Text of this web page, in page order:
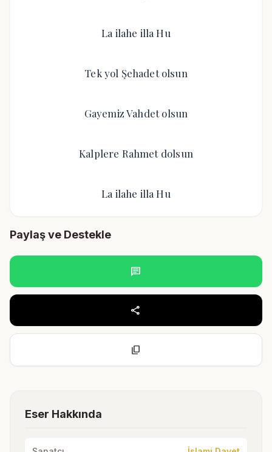
La ilahe illa Hu
Tek yol Şehadet olsun
Gayemiz Vahdet olsun
Kalplere Rahmet dolsun
La ilahe illa Hu
Paylaş ve Destekle
chat
share
content_copy
Eser Hakkında